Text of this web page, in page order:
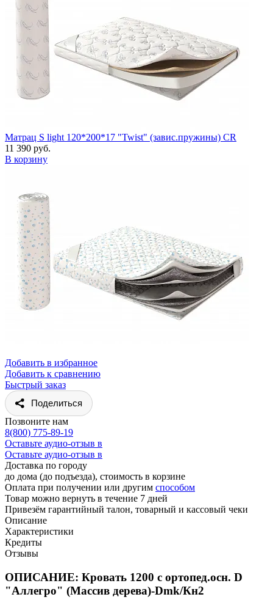
Матрац S light 120*200*17 "Twist" (завис.пружины) CR
11 390 руб.
В корзину
Добавить в избранное
Добавить к сравнению
Быстрый заказ
Поделиться
Позвоните нам
8(800) 775-89-19
Оставьте аудио-отзыв в
Оставьте аудио-отзыв в
Доставка по городу
до дома (до подъезда), стоимость в корзине
Оплата при получении или другим способом
Товар можно вернуть в течение 7 дней
Привезём гарантийный талон, товарный и кассовый чеки
Описание
Характеристики
Кредиты
Отзывы
ОПИСАНИЕ: Кровать 1200 с ортопед.осн. D
"Аллегро" (Массив дерева)-Dmk/Кн2